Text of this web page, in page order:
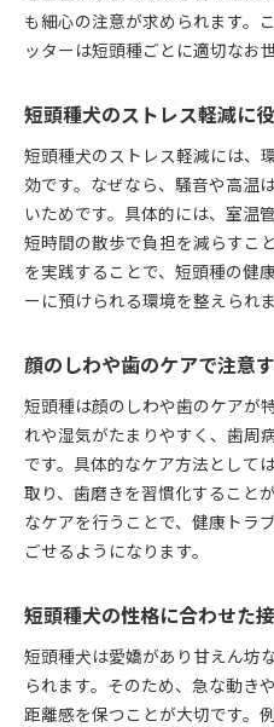
も細心の注意が求められます。
ッターは短頭種ごとに適切なお
短頭種犬のストレス軽減に
短頭種犬のストレス軽減には、
効です。なぜなら、騒音や高温
いためです。具体的には、室温
短時間の散歩で負担を減らすこ
を実践することで、短頭種の健
ーに預けられる環境を整えられま
顔のしわや歯のケアで注意
短頭種は顔のしわや歯のケアが
れや湿気がたまりやすく、歯周
です。具体的なケア方法として
取り、歯磨きを習慣化すること
なケアを行うことで、健康トラ
ごせるようになります。
短頭種犬の性格に合わせた
短頭種犬は愛嬌があり甘えん坊
られます。そのため、急な動き
距離感を保つことが大切です。